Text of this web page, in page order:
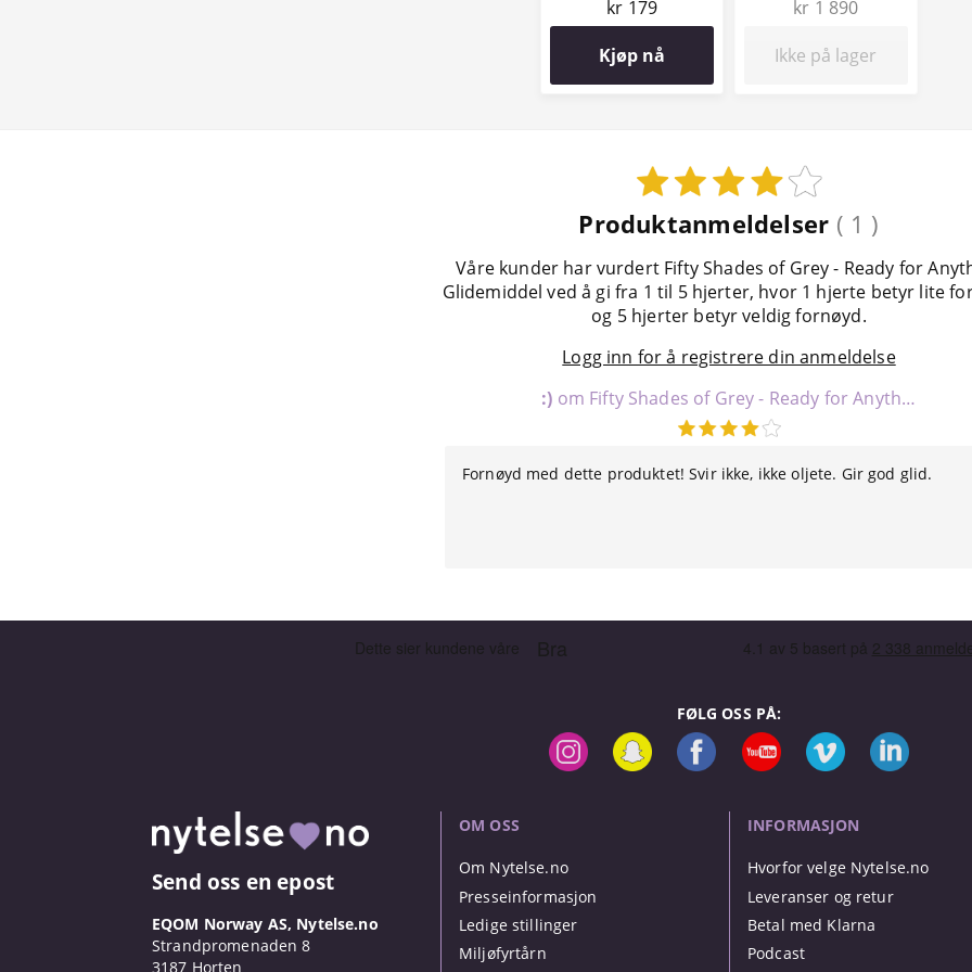
kr 179
Kjøp nå
kr 1 890
Ikke på lager
Produktanmeldelser ( 1 )
Våre kunder har vurdert Fifty Shades of Grey - Ready for
Glidemiddel ved å gi fra 1 til 5 hjerter, hvor 1 hjerte betyr lite
og 5 hjerter betyr veldig fornøyd.
Logg inn for å registrere din anmeldelse
:) om Fifty Shades of Grey - Ready for Anything Glidemiddel
Fornøyd med dette produktet! Svir ikke, ikke oljete. Gir god glid.
FØLG OSS PÅ:
Send oss en epost
EQOM Norway AS, Nytelse.no
Strandpromenaden 8
3187 Horten
OM OSS
Om Nytelse.no
Presseinformasjon
Ledige stillinger
Miljøfyrtårn
INFORMASJON
Hvorfor velge Nytelse.no
Leveranser og retur
Betal med Klarna
Podcast